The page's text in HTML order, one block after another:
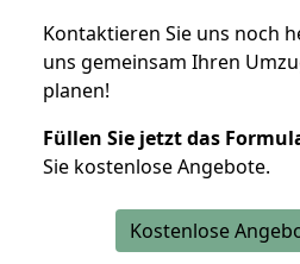
Kontaktieren Sie uns noch
uns gemeinsam Ihren
planen!
Füllen Sie jetzt das
Sie kostenlose Angebote.
Kostenlose